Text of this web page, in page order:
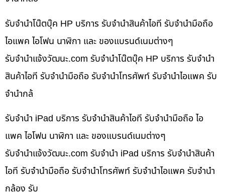
รับจำนำโน๊ตบุ๊ค HP บริการ รับจำนำสินค้าไอที รับจำนำมือถือ
ไอแพค ไอโฟน นาฬิกา และ ของแบรนด์เนมต่างๆ
รับจํานําแจ้งวัฒนะ.com รับจำนำโน๊ตบุ๊ค HP บริการ รับจำนำ
สินค้าไอที รับจำนำมือถือ รับจำนำโทรศัพท์ รับจำนำไอแพค รับ
จำนำกล้
รับจำนำ iPad บริการ รับจำนำสินค้าไอที รับจำนำมือถือ ไอ
แพค ไอโฟน นาฬิกา และ ของแบรนด์เนมต่างๆ
รับจํานําแจ้งวัฒนะ.com รับจำนำ iPad บริการ รับจำนำสินค้า
ไอที รับจำนำมือถือ รับจำนำโทรศัพท์ รับจำนำไอแพค รับจำนำ
กล้อง รับ